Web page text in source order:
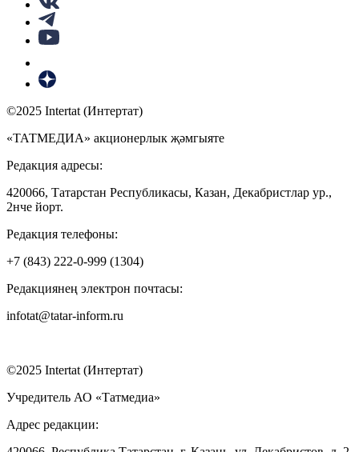
©2025 Intertat (Интертат)
«ТАТМЕДИА» акционерлык җәмгыяте
Редакция адресы:
420066, Татарстан Республикасы, Казан, Декабристлар ур.,
2нче йорт.
Редакция телефоны:
+7 (843) 222-0-999 (1304)
Редакциянең электрон почтасы:
infotat@tatar-inform.ru
©2025 Intertat (Интертат)
Учредитель АО «Татмедиа»
Адрес редакции: